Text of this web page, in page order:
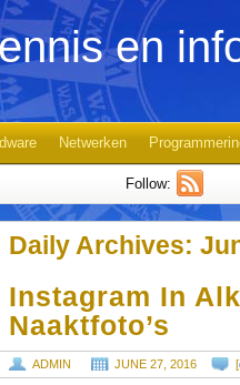
en
Netwerken
Follow:
Daily Archives:
Instagram In
Naaktfoto’s
ADMIN JUNE 27, 2016 [